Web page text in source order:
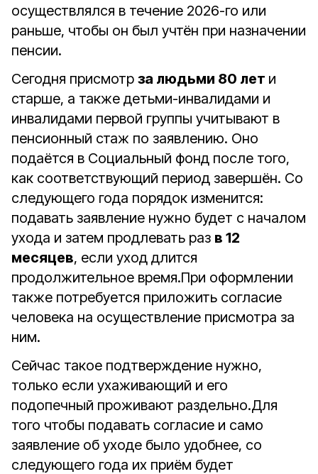
осуществлялся в течение 2026-го или
раньше, чтобы он был учтён при назначении
пенсии.
Сегодня присмотр за людьми 80 лет и
старше, а также детьми-инвалидами и
инвалидами первой группы учитывают в
пенсионный стаж по заявлению. Оно
подаётся в Социальный фонд после того,
как соответствующий период завершён. Со
следующего года порядок изменится:
подавать заявление нужно будет с началом
ухода и затем продлевать раз в 12
месяцев, если уход длится
продолжительное время.При оформлении
также потребуется приложить согласие
человека на осуществление присмотра за
ним.
Сейчас такое подтверждение нужно,
только если ухаживающий и его
подопечный проживают раздельно.Для
того чтобы подавать согласие и само
заявление об уходе было удобнее, со
следующего года их приём будет